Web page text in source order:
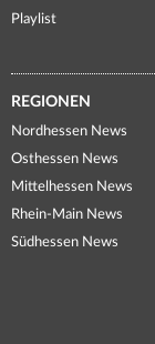
Playlist
REGIONEN
Nordhessen News
Osthessen News
Mittelhessen News
Rhein-Main News
Südhessen News